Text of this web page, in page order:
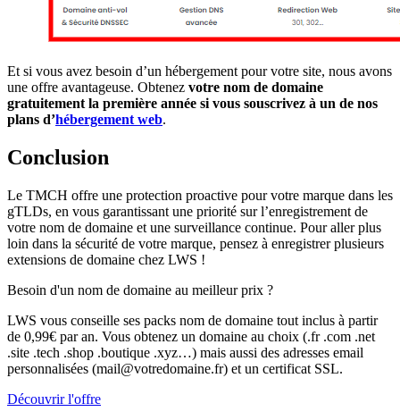
Et si vous avez besoin d’un hébergement pour votre site, nous avons
une offre avantageuse. Obtenez votre nom de domaine
gratuitement la première année si vous souscrivez à un de nos
plans d’hébergement web.
Conclusion
Le TMCH offre une protection proactive pour votre marque dans les
gTLDs, en vous garantissant une priorité sur l’enregistrement de
votre nom de domaine et une surveillance continue. Pour aller plus
loin dans la sécurité de votre marque, pensez à enregistrer plusieurs
extensions de domaine chez LWS !
Besoin d'un nom de domaine au meilleur prix ?
LWS vous conseille ses packs nom de domaine tout inclus à partir
de 0,99€ par an. Vous obtenez un domaine au choix (.fr .com .net
.site .tech .shop .boutique .xyz…) mais aussi des adresses email
personnalisées (mail@votredomaine.fr) et un certificat SSL.
Découvrir l'offre